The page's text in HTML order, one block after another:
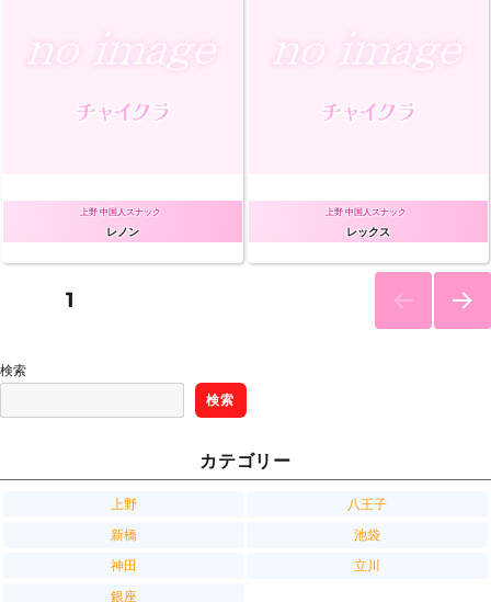
上野 中国人スナック
レノン
上野 中国人スナック
レックス
￥—-
PAGE1
検索
検索
カテゴリー
上野
八王子
新橋
池袋
神田
立川
銀座